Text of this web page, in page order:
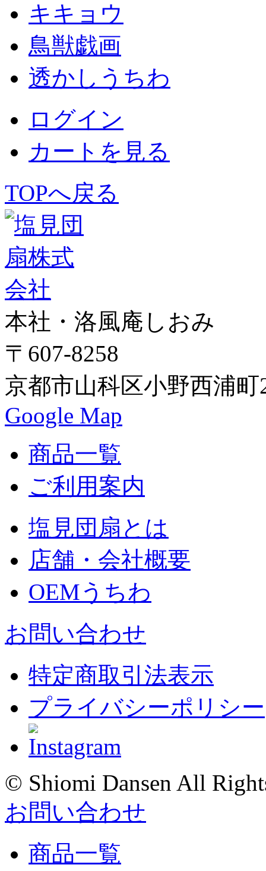
キキョウ
鳥獣戯画
透かしうちわ
ログイン
カートを見る
TOPへ戻る
本社・洛風庵しおみ
〒607-8258
京都市山科区小野西浦町
Google Map
商品一覧
ご利用案内
塩見団扇とは
店舗・会社概要
OEMうちわ
お問い合わせ
特定商取引法表示
プライバシーポリシー
© Shiomi Dansen All
お問い合わせ
商品一覧